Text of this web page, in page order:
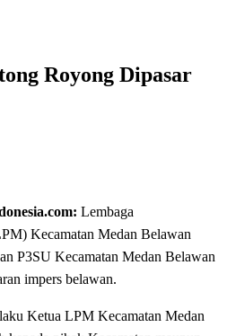
Royong Dipasar
Lembaga
Kecamatan Medan Belawan
P3SU Kecamatan Medan Belawan
impers belawan.
Ketua LPM Kecamatan Medan